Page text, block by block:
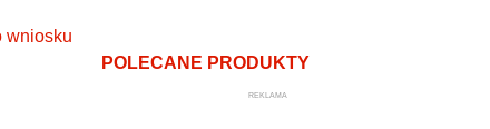
wniosku
POLECANE PRODUKTY
REKLAMA